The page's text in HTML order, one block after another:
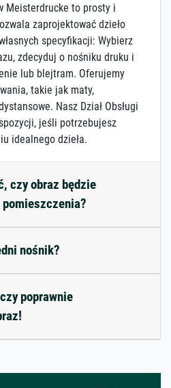
Meisterdrucke to prosty i
zaprojektować dzieło
specyfikacji: Wybierz
zdecyduj o nośniku druku i
lub blejtram. Oferujemy
takie jak maty,
Nasz Dział Obsługi
jeśli potrzebujesz
idealnego dzieła.
czy obraz będzie
nośnik?
poprawnie